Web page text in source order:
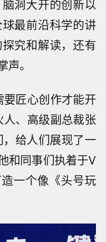
洞大开的创新以
最前沿科学的讲
究和解读，还有
。
要匠心创作才能开
人、高级副总裁张
，给人们展现了一
和同事们执着于V
一个像《头号玩